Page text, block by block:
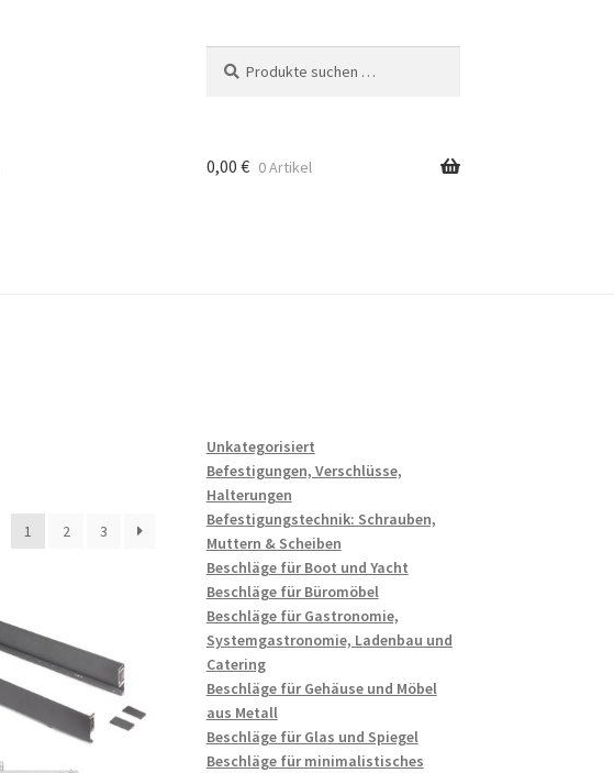
nach:
0,00 € 0 Artikel
1 2 3
Unkategorisiert
Befestigungen, Verschlüsse,
Halterungen
Befestigungstechnik: Schrauben,
Muttern & Scheiben
Beschläge für Boot und Yacht
Beschläge für Büromöbel
Beschläge für Gastronomie,
Systemgastronomie, Ladenbau und
Catering
Beschläge für Gehäuse und Möbel
aus Metall
Beschläge für Glas und Spiegel
Beschläge für minimalistisches